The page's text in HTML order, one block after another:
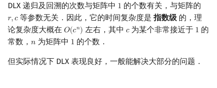
DLX 递归及回溯的次数与矩阵中 1
1 的个数有关，与矩阵的
𝑟,𝑐
r,c 等参数无关．因此，它的时间复杂度是指数级 的，理
论复杂度大概在 𝑂(𝑐𝑛)
O(cn) 左右，其中 𝑐
c为某个非常接近于 1
1 的
常数， 𝑛
n 为矩阵中 1
1 的个数．
但实际情况下 DLX 表现良好，一般能解决大部分的问题．